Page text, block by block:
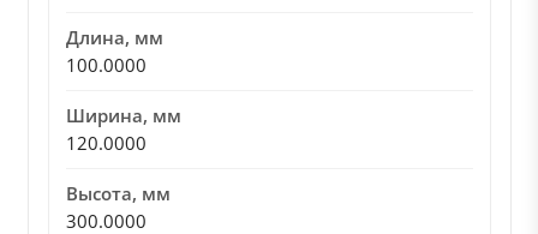
Длина, мм
100.0000
Ширина, мм
120.0000
Высота, мм
300.0000